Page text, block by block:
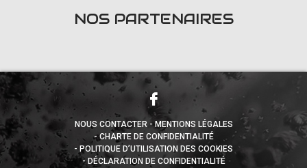
NOS PARTENAIRES
NOUS CONTACTER
MENTIONS LÉGALES
CHARTE DE CONFIDENTIALITÉ
POLITIQUE D’UTILISATION DES COOKIES
DÉCLARATION DE CONFIDENTIALITÉ